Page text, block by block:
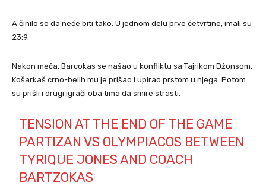
A činilo se da neće biti tako. U jednom delu prve četvrtine, imali su
23:9.
Nakon meča, Barcokas se našao u konfliktu sa Tajrikom Džonsom.
Košarkaš crno-belih mu je prišao i upirao prstom u njega. Potom
su prišli i drugi igrači oba tima da smire strasti.
TENSION AT THE END OF THE GAME
PARTIZAN VS OLYMPIACOS BETWEEN
TYRIQUE JONES AND COACH
BARTZOKAS